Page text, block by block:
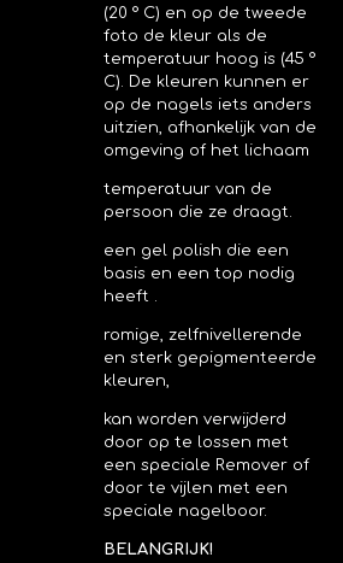
(20 ° C) en op de tweede
foto de kleur als de
temperatuur hoog is (45 °
C). De kleuren kunnen er
op de nagels iets anders
uitzien, afhankelijk van de
omgeving of het lichaam
temperatuur van de
persoon die ze draagt.
een gel polish die een
basis en een top nodig
heeft .
romige, zelfnivellerende
en sterk gepigmenteerde
kleuren,
kan worden verwijderd
door op te lossen met
een speciale Remover of
door te vijlen met een
speciale nagelboor.
BELANGRIJK!